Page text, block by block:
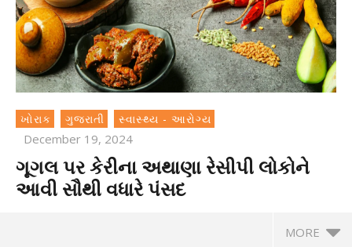
ખોરાક ગુજરાતી સ્વાસ્થ્ય - આરોગ્ય
December 19, 2024
ગૂગલ પર કેરીના અથાણા રેસીપી લોકોને
આવી સૌથી વધારે પંસદ
MORE